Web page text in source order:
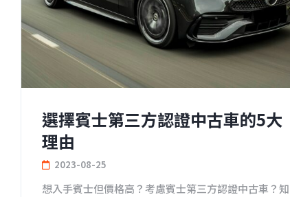
選擇賓士第三方認證中古車的5大
理由
2023-08-25
想入手賓士但價格高？考慮賓士第三方認證中古車？知